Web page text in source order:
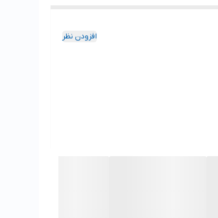
افزودن نظر